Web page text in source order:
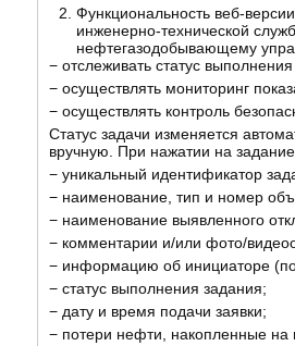
Функциональность веб-
инженерно-технической
нефтегазодобывающему
− отслеживать статус
− осуществлять мониторинг
− осуществлять контроль
Статус задачи изменяется
вручную. При нажатии на
− уникальный идентификатор
− наименование, тип и номер
− наименование выявленного
− комментарии и/или фото/
− информацию об инициаторе
− статус выполнения задания;
− дату и время подачи заявки;
− потери нефти, накопленные на